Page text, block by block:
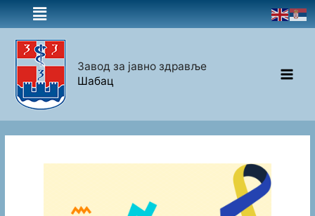
Завод за јавно здравље
Шабац